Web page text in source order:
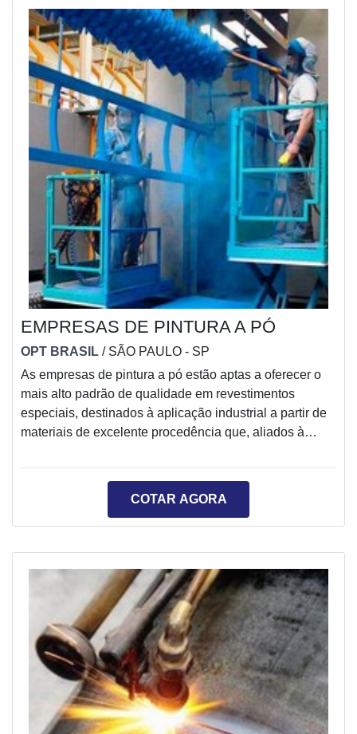
EMPRESAS DE PINTURA A PÓ
OPT BRASIL / SÃO PAULO - SP
As empresas de pintura a pó estão aptas a oferecer o
mais alto padrão de qualidade em revestimentos
especiais, destinados à aplicação industrial a partir de
materiais de excelente procedência que, aliados à
qualificados, são capazes de promover propriedades
pinturaOs serviços especializados prestados pela
COTAR AGORA